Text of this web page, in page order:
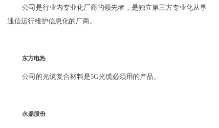
公司是行业内专业化厂商的领先者，是独立第三方专业化从事
通信运行维护信息化的厂商。
东方电热
公司的光缆复合材料是5G光缆必须用的产品。
永鼎股份